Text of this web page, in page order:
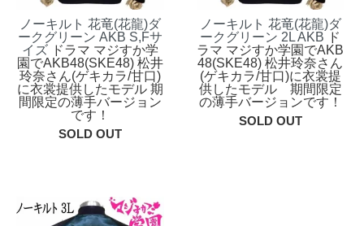
ノーキルト 花竜(花龍)ダ
ークグリーン AKB S,Fサ
イズドラマ マジすか学
園でAKB48(SKE48) 松井
玲奈さん(ゲキカラ/甘口)
に衣裳提供したモデル 期
間限定の薄手バージョン
です！
SOLD OUT
ノーキルト 花竜(花龍)ダ
ークグリーン 2L AKB ド
ラマ マジすか学園でAKB
48(SKE48) 松井玲奈さん
(ゲキカラ/甘口)に衣裳提
供したモデル 期間限定
の薄手バージョンです！
SOLD OUT